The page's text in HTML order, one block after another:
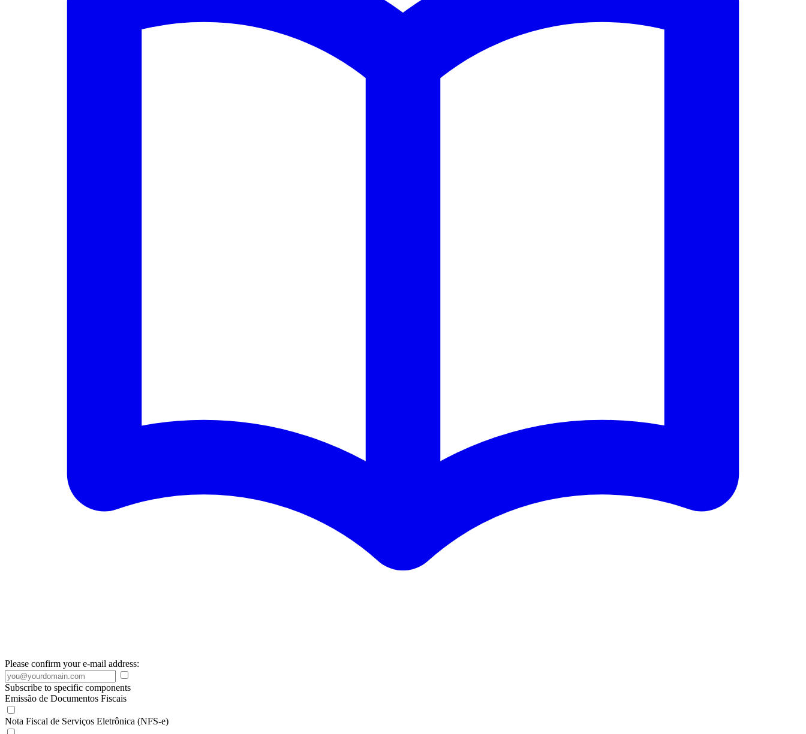
Please confirm your e-mail address:
Subscribe to specific components
Emissão de Documentos Fiscais
Nota Fiscal de Serviços Eletrônica (NFS-e)